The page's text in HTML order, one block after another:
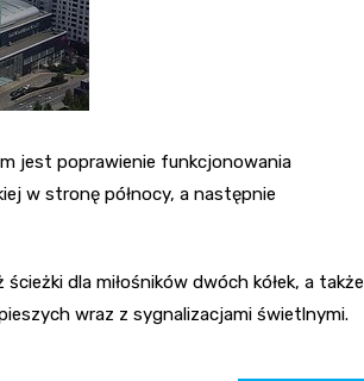
jest poprawienie funkcjonowania
w stronę północy, a następnie
dla miłośników dwóch kółek, a także
wraz z sygnalizacjami świetlnymi.